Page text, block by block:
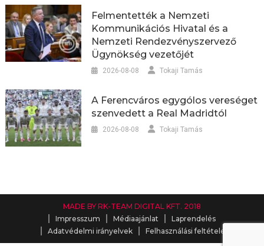
Felmentették a Nemzeti
Kommunikációs Hivatal és a
Nemzeti Rendezvényszervező
Ügynökség vezetőjét
2026-08-08 Tokaji Tamás
A Ferencváros egygólos vereséget
szenvedett a Real Madridtól
2026-08-08 Tokaji Tamás
MADE BY RK-TEAM DIGITAL KFT. 2018
Impresszum
Médiaajánlat
Laprendelés
Adatvédelmi irányelvek
Felhasználási feltételek